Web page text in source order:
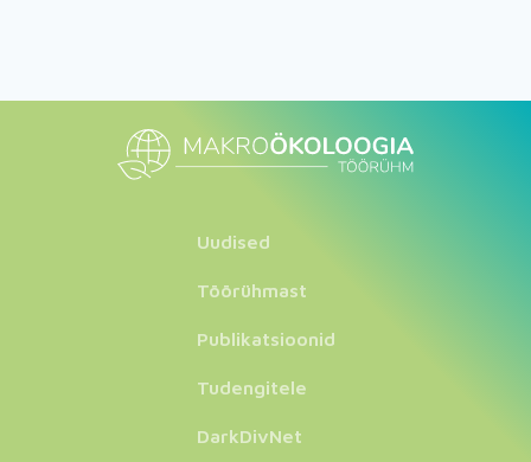
Uudised
Töörühmast
Publikatsioonid
Tudengitele
DarkDivNet